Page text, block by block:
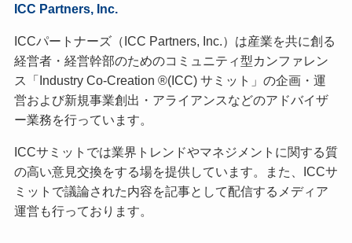
ICC Partners, Inc.
ICCパートナーズ（ICC Partners, Inc.）は産業を共に創る
経営者・経営幹部のためのコミュニティ型カンファレン
ス「Industry Co-Creation ®(ICC) サミット」の企画・運
営および新規事業創出・アライアンスなどのアドバイザ
ー業務を行っています。
ICCサミットでは業界トレンドやマネジメントに関する質
の高い意見交換をする場を提供しています。また、ICCサ
ミットで議論された内容を記事として配信するメディア
運営も行っております。